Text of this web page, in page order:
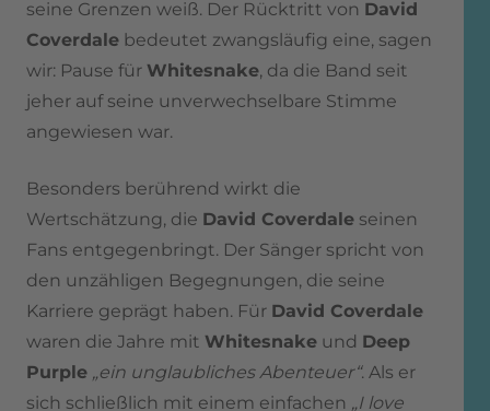
seine Grenzen weiß. Der Rücktritt von David
Coverdale bedeutet zwangsläufig eine, sagen
wir: Pause für Whitesnake, da die Band seit
jeher auf seine unverwechselbare Stimme
angewiesen war.
Besonders berührend wirkt die
Wertschätzung, die David Coverdale seinen
Fans entgegenbringt. Der Sänger spricht von
den unzähligen Begegnungen, die seine
Karriere geprägt haben. Für David Coverdale
waren die Jahre mit Whitesnake und Deep
Purple „ein unglaubliches Abenteuer“. Als er
sich schließlich mit einem einfachen „I love